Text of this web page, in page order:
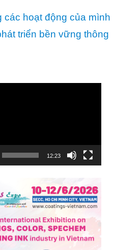
các hoạt động của mình
triển bền vững thông
12:23